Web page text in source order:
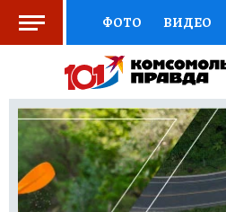
ФОТО ВИДЕО
СОЦПОДДЕРЖКА
ВЫБОР
КНИЖНАЯ ПОЛКА
ПРЕСС-ЦЕНТР